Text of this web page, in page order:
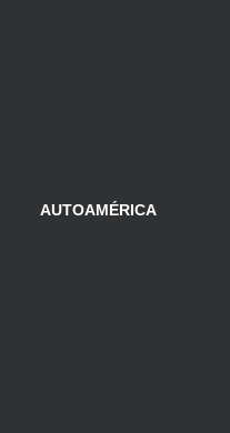
AUTOAMÉRICA